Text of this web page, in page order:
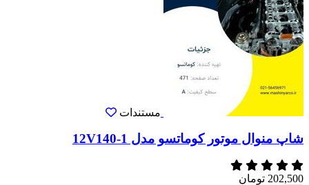
مستندات
شاپ منوال موتور کوماتسو مدل 12V140-1
202,500 تومان